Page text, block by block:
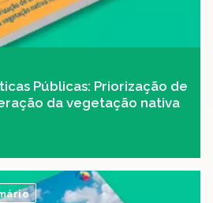
Públicas: Priorização de
da vegetação nativa